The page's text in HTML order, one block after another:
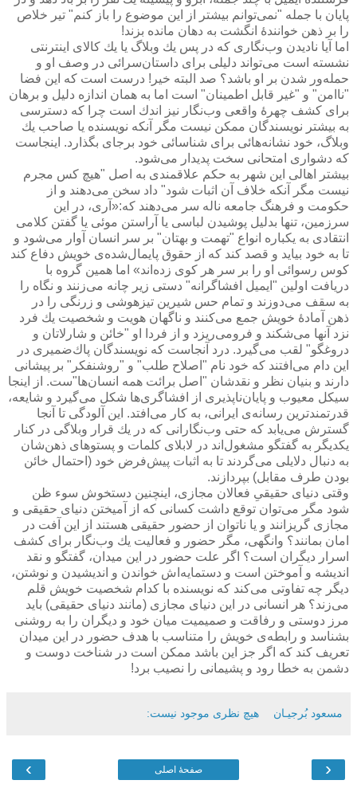
پایان با جمله "نمی‌توانم بیشتر از این موضوع را باز كنم" تیر خلاص
را بر ذهن خوانندۀ انگشت به دهان مانده بزند!
اما آیا نادیدن وب‌نگاری كه در پس یك وبلاگ یا یك كالای اینترنتی
نشسته است می‌تواند دلیلی برای داستان‌سرائی در وصف او و
حمله‌ور شدن بر او باشد؟ صد البته خیر! درست است كه این فضا
"ناامن" و "غیر قابل اطمینان" است اما به همان اندازه دلیل و برهان
برای كشف چهرۀ واقعی وب‌نگار نیز اندك است چرا كه دسترسی
به بیشتر نویسندگان ممكن نیست مگر آنكه نویسنده یا صاحب یك
وبلاگ، خود نشانه‌هائی برای شناسائی خود برجای بگذارد. اینجاست
كه دشواری امتحانی سخت پدیدار می‌شود.
بیشتر اهالی این شهر به حكم علاقمندی به اصل "هیچ كس مجرم
نیست مگر آنكه خلاف آن اثبات شود" داد سخن می‌دهند و از
حكومت و فرهنگ جامعه ناله سر می‌دهند كه:«آری، در این
سرزمین، تنها بدلیل پوشیدن لباسی یا آراستن موئی یا گفتن كلامی
انتقادی به یكباره انواع "تهمت و بهتان" بر سر انسان آوار می‌شود و
تا به خود بیاید و قصد كند كه از حقوق پایمال‌شده‌ی خویش دفاع كند
كوس رسوائی او را بر سر هر كوی زده‌اند» اما همین گروه با
دریافت اولین "ایمیل افشاگرانه" دستی زیر چانه می‌زنند و نگاه را
به سقف می‌دوزند و تمام حس شیرین تیزهوشی و زرنگی را در
ذهن آمادۀ خویش جمع می‌كنند و ناگهان هویت و شخصیت یك فرد
نزد آنها می‌شكند و فرومی‌ریزد و از فردا او "خائن و شارلاتان و
دروغگو" لقب می‌گیرد. درد آنجاست كه نویسندگان پاك‌ضمیری در
این دام می‌افتند كه خود نام "اصلاح طلب" و "روشنفكر" بر پیشانی
دارند و بنیان نظر و نقدشان "اصل برائت همه انسان‌ها"ست. از اینجا
سیكل معیوب و پایان‌ناپذیری از افشاگری‌ها شكل می‌گیرد و شایعه،
قدرتمندترین رسانه‌ی ایرانی، به كار می‌افتد. این آلودگی تا آنجا
گسترش می‌یابد كه حتی وب‌نگارانی كه در یك قرار وبلاگی در كنار
یكدیگر به گفتگو مشغول‌اند در لابلای كلمات و پستوهای ذهن‌شان
به دنبال دلایلی می‌گردند تا به اثبات پیش‌فرض خود (احتمال خائن
بودن طرف مقابل) بپردازند.
وقتی دنیای حقیقیِ فعالان مجازی، اینچنین دستخوش سوء ظن
شود مگر می‌توان توقع داشت كسانی كه از آمیختن دنیای حقیقی و
مجازی گریزانند و یا ناتوان از حضور حقیقی هستند از این آفت در
امان بمانند؟ وانگهی، مگر حضور و فعالیت یك وب‌نگار برای كشف
اسرار دیگران است؟ اگر علت حضور در این میدان، گفتگو و نقد
اندیشه و آموختن است و دستمایه‌اش خواندن و اندیشیدن و نوشتن،
دیگر چه تفاوتی می‌كند كه نویسنده با كدام شخصیت خویش قلم
می‌زند؟ هر انسانی در این دنیای مجازی (مانند دنیای حقیقی) باید
مرز دوستی و رفاقت و صمیمیت میان خود و دیگران را به روشنی
بشناسد و رابطه‌ی خویش را متناسب با هدف حضور در این میدان
تعریف كند كه اگر جز این باشد ممكن است در شناخت دوست و
دشمن به خطا رود و پشیمانی را نصیب برد!
مسعود بُرجيـان هیچ نظری موجود نیست:
‹
› صفحهٔ اصلی